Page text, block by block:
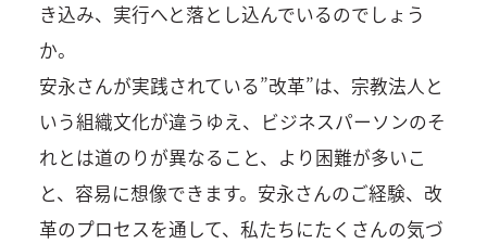
き込み、実行へと落とし込んでいるのでしょう
か。
安永さんが実践されている”改革”は、宗教法人と
いう組織文化が違うゆえ、ビジネスパーソンのそ
れとは道のりが異なること、より困難が多いこ
と、容易に想像できます。安永さんのご経験、改
革のプロセスを通して、私たちにたくさんの気づ